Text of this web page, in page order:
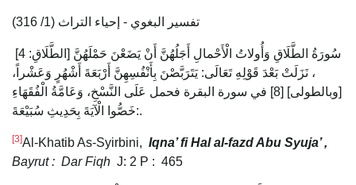
تفسير البغوي - إحياء التراث (1/ 316)
، نَزَلَتْ بَعْدَ قَوْلِهِ تَعَالَى: يَتَرَبَّصْنَ بِأَنْفُسِهِنَّ أَرْبَعَةَ أَشْهُرٍ وَعَشْراً،
[وبالطولى] [8] في سورة البقرة فحمل عَلَى النَّسْخِ، وَعَامَّةُ الْفُقَهَاءِ
خَصُّوا الْآيَةَ بِحَدِيثِ سُبَيْعَةَ:.
[3]Al-Khatib As-Syirbini, Iqna’ fi Hal al-fazd Abu Syuja’ ,
Bayrut : Dar Fiqh J: 2 P : 465